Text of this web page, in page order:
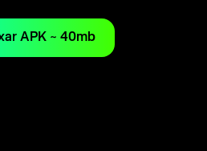
APK ~ 40mb